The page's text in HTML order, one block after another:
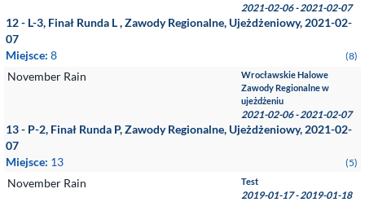
2021-02-06 - 2021-02-07
12 - L-3, Finał Runda L , Zawody Regionalne, Ujeżdżeniowy, 2021-02-
07
Miejsce: 8 (8)
November Rain
Wrocławskie Halowe
Zawody Regionalne w
ujeżdżeniu
2021-02-06 - 2021-02-07
13 - P-2, Finał Runda P, Zawody Regionalne, Ujeżdżeniowy, 2021-02-
07
Miejsce: 13 (5)
November Rain Test
2019-01-17 - 2019-01-18